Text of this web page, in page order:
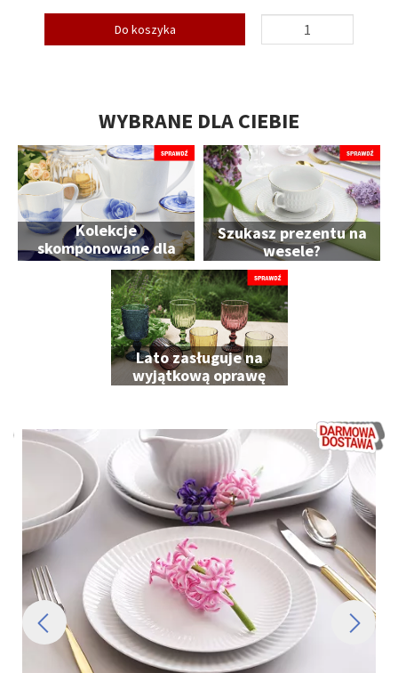
Do koszyka
WYBRANE DLA CIEBIE
Kolekcje
skomponowane dla
Ciebie
Szukasz prezentu na
wesele?
Lato zasługuje na
wyjątkową oprawę